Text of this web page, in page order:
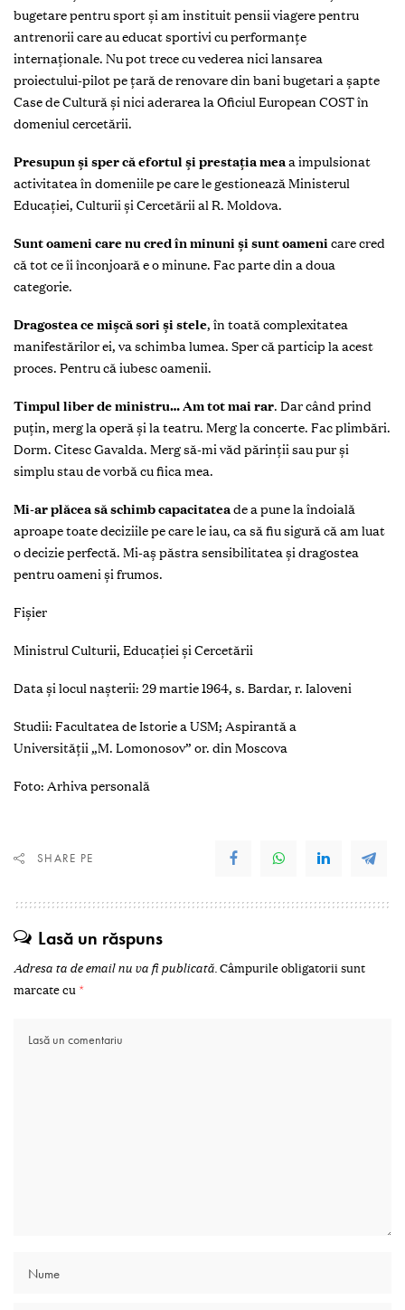
bugetare pentru sport şi am instituit pensii viagere pentru
antrenorii care au educat sportivi cu performanţe
internaţionale. Nu pot trece cu vederea nici lansarea
proiectului-pilot pe ţară de renovare din bani bugetari a şapte
Case de Cultură şi nici aderarea la Oficiul European COST în
domeniul cercetării.
Presupun şi sper că efortul şi prestaţia meaa impulsionat
activitatea în domeniile pe care le gestionează Ministerul
Educaţiei, Culturii şi Cercetării al R. Moldova.
Sunt oameni care nu cred în minuni şi sunt oameni care cred
că tot ce îi înconjoară e o minune. Fac parte din a doua
categorie.
Dragostea ce mişcă sori şi stele, în toată complexitatea
manifestărilor ei, va schimba lumea. Sper că particip la acest
proces. Pentru că iubesc oamenii.
Timpul liber de ministru… Am tot mai rar. Dar când prind
puţin, merg la operă şi la teatru. Merg la concerte. Fac plimbări.
Dorm. Citesc Gavalda. Merg să-mi văd părinţii sau pur şi
simplu stau de vorbă cu fiica mea.
Mi-ar plăcea să schimb capacitateade a pune la îndoială
aproape toate deciziile pe care le iau, ca să fiu sigură că am luat
o decizie perfectă. Mi-aş păstra sensibilitatea şi dragostea
pentru oameni şi frumos.
Fişier
Ministrul Culturii, Educaţiei şi Cercetării
Data şi locul naşterii: 29 martie 1964, s. Bardar, r. Ialoveni
Studii: Facultatea de Istorie a USM; Aspirantă a
Universităţii „M. Lomonosov” or. din Moscova
Foto: Arhiva personală
SHARE PE
Lasă un răspuns
Adresa ta de email nu va fi publicată.Câmpurile obligatorii sunt
marcate cu *